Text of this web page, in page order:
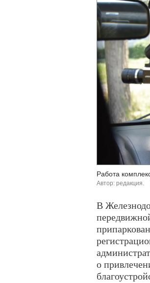
Работа
Автор: редакция.
В
о